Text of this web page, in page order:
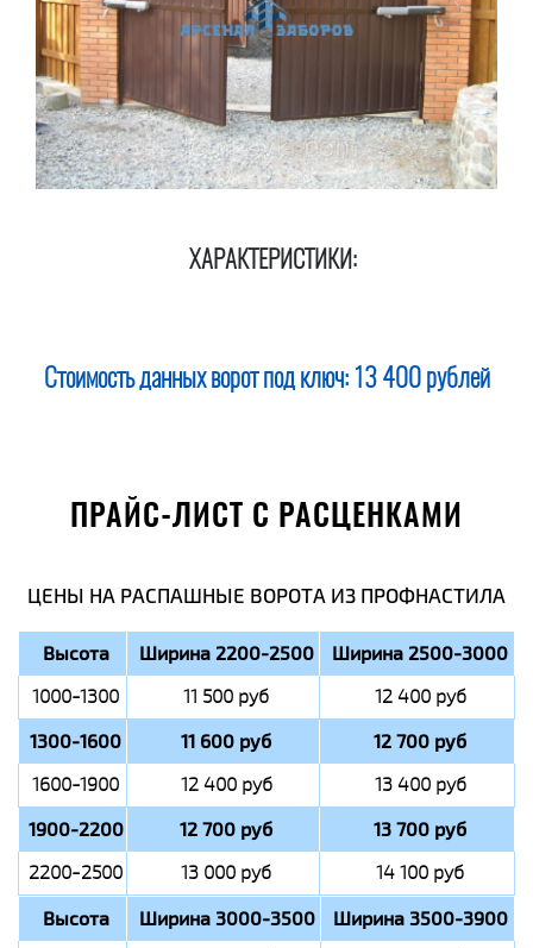
ХАРАКТЕРИСТИКИ:
Стоимость данных ворот под ключ: 13 400 рублей
ПРАЙС-ЛИСТ С РАСЦЕНКАМИ
ЦЕНЫ НА РАСПАШНЫЕ ВОРОТА ИЗ ПРОФНАСТИЛА
Высота Ширина 2200-2500 Ширина 2500-3000
1000-1300 11 500 руб 12 400 руб
1300-1600 11 600 руб 12 700 руб
1600-1900 12 400 руб 13 400 руб
1900-2200 12 700 руб 13 700 руб
2200-2500 13 000 руб 14 100 руб
Высота Ширина 3000-3500 Ширина 3500-3900